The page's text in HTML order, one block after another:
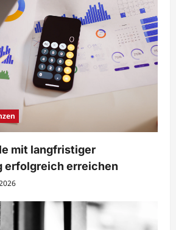
mit langfristiger
erfolgreich erreichen